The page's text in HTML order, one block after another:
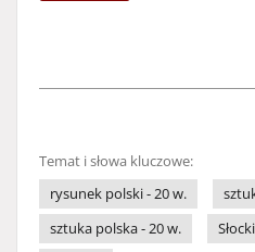
Temat i słowa kluczowe:
rysunek polski - 20 w.
sztuka polska - 20 w.